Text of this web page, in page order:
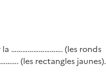
la ………………………. (les ronds
(les rectangles jaunes).